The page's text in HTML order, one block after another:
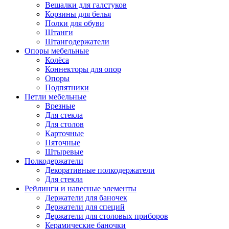
Вешалки для галстуков
Корзины для белья
Полки для обуви
Штанги
Штангодержатели
Опоры мебельные
Колёса
Коннекторы для опор
Опоры
Подпятники
Петли мебельные
Врезные
Для стекла
Для столов
Карточные
Пяточные
Штыревые
Полкодержатели
Декоративные полкодержатели
Для стекла
Рейлинги и навесные элементы
Держатели для баночек
Держатели для специй
Держатели для столовых приборов
Керамические баночки